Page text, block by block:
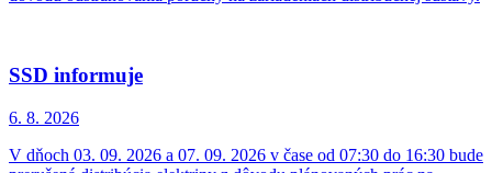
SSD informuje
6. 8. 2026
V dňoch 03. 09. 2026 a 07. 09. 2026 v čase od 07:30 do 16:30 bude